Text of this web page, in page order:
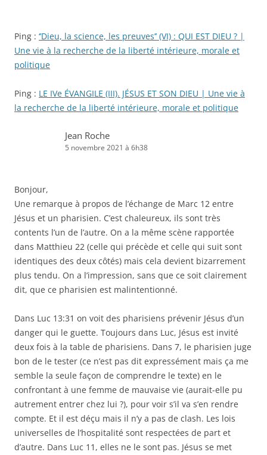
Ping : ‘’Dieu, la science, les preuves’’ (VI) : QUI EST DIEU ? |
Une vie à la recherche de la liberté intérieure, morale et
politique
Ping : LE IVe ÉVANGILE (III). JÉSUS ET SON DIEU | Une vie à
la recherche de la liberté intérieure, morale et politique
Jean Roche
5 novembre 2021 à 6h38
Bonjour,
Une remarque à propos de l’échange de Marc 12 entre
Jésus et un pharisien. C’est chaleureux, ils sont très
contents l’un de l’autre. On a la même scène rapportée
dans Matthieu 22 (celle qui précède et celle qui suit sont
identiques des deux côtés) mais cela devient bizarrement
plus tendu. On a l’impression, sans que ce soit clairement
dit, que ce pharisien est malintentionné.
Dans Luc 13:31 on voit des pharisiens prévenir Jésus d’un
danger qui le guette. Toujours dans Luc, Jésus est invité
deux fois à la table de pharisiens. Dans 7, le pharisien juge
bon de le tester (ce n’est pas dit expressément mais ça me
semble la seule façon de comprendre le texte) en le
confrontant à une femme de mauvaise vie (aurait-elle pu
autrement entrer chez lui ?), pour voir s’il va s’en rendre
compte. Et il est déçu mais il n’y a pas de clash. Les lois
universelles de l’hospitalité sont respectées de part et
d’autre. Dans Luc 11, elles ne le sont pas. Jésus se met